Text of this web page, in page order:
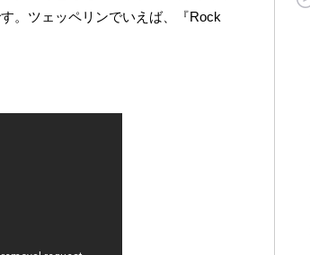
。ツェッペリンでいえば、『Rock